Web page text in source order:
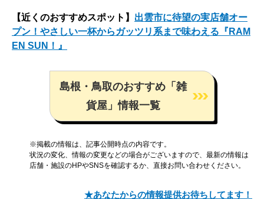
【近くのおすすめスポット】 出雲市に待望の実店舗オー
プン！やさしい一杯からガッツリ系まで味わえる『RAM
EN SUN！』
島根・鳥取のおすすめ「雑
貨屋」情報一覧
※掲載の情報は、記事公開時点の内容です。
状況の変化、情報の変更などの場合がございますので、最新の情報は
店舗・施設のHPやSNSを確認するか、直接お問い合わせください。
★あなたからの情報提供お待ちしてます！